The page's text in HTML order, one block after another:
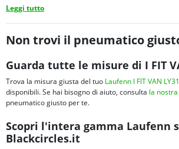
Leggi tutto
Non trovi il pneumatico
Guarda tutte le misure di I FIT
Trova la misura giusta del tuo Laufenn I FIT VAN LY31
disponibili. Se hai bisogno di aiuto, consulta la
pneumatico giusto per te.
Scopri l'intera gamma Laufenn
Blackcircles.it